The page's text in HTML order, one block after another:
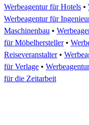
Werbeagentur für Hotels •
Werbeagentur für
Maschinenbau •
für Möbelhersteller•
Reiseveranstalter•
für Verlage •
für die Zeitarbeit